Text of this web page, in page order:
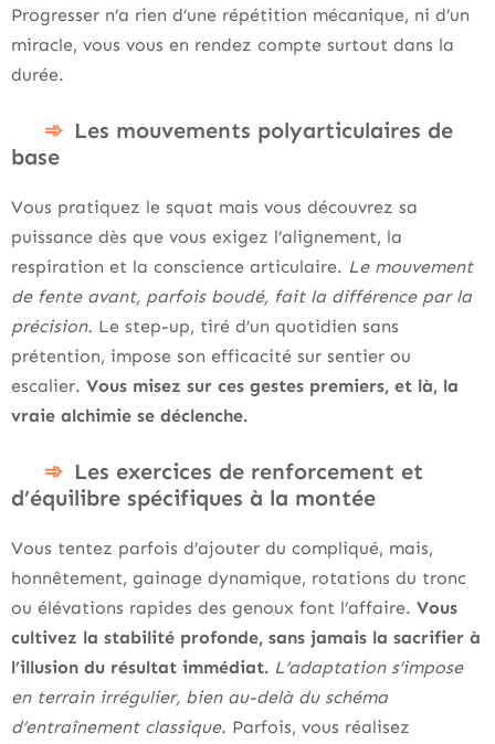
Progresser n’a rien d’une répétition mécanique, ni d’un
miracle, vous vous en rendez compte surtout dans la
durée.
Les mouvements polyarticulaires de
base
Vous pratiquez le squat mais vous découvrez sa
puissance dès que vous exigez l’alignement, la
respiration et la conscience articulaire. Le mouvement
de fente avant, parfois boudé, fait la différence par la
précision. Le step-up, tiré d’un quotidien sans
prétention, impose son efficacité sur sentier ou
escalier. Vous misez sur ces gestes premiers, et là, la
vraie alchimie se déclenche.
Les exercices de renforcement et
d’équilibre spécifiques à la montée
Vous tentez parfois d’ajouter du compliqué, mais,
honnêtement, gainage dynamique, rotations du tronc
ou élévations rapides des genoux font l’affaire. Vous
cultivez la stabilité profonde, sans jamais la sacrifier à
l’illusion du résultat immédiat. L’adaptation s’impose
en terrain irrégulier, bien au-delà du schéma
d’entraînement classique. Parfois, vous réalisez